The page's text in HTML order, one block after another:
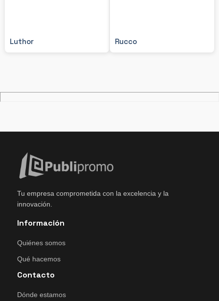
Luthor Rucco
Tu empresa comprometida con la excelencia y la
innovación.
Información
Quiénes somos
Qué hacemos
Contacto
Dónde estamos